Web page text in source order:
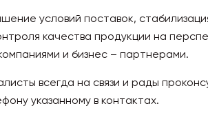
условий поставок,
качества продукции на
и бизнес – партнерами.
всегда на связи и рады
указанному в контактах.